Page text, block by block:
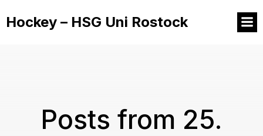
Hockey – HSG Uni Rostock
Posts from 25.